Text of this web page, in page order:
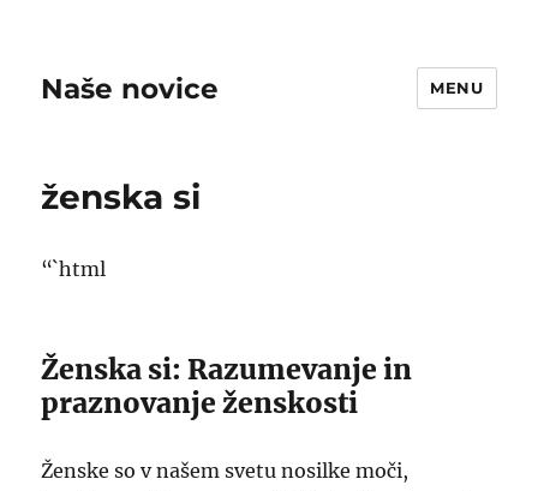
Naše novice MENU
ženska si
“`html
Ženska si: Razumevanje in
praznovanje ženskosti
Ženske so v našem svetu nosilke moči,